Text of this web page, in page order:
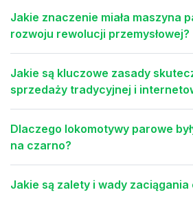
Jakie znaczenie miała maszyna
rozwoju rewolucji przemysłowej?
Jakie są kluczowe zasady
sprzedaży tradycyjnej i
Dlaczego lokomotywy parowe
na czarno?
Jakie są zalety i wady zaciągania